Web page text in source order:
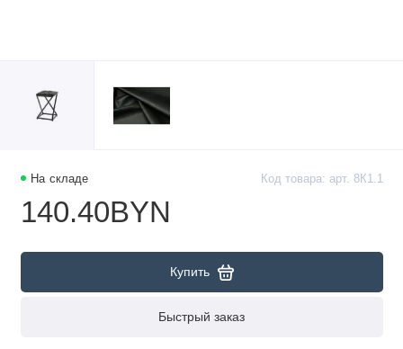
На складе Код товара: арт. 8К1.1
140.40BYN
Купить
Быстрый заказ